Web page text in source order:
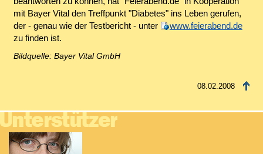
mit Bayer Vital den Treffpunkt "Diabetes" ins Leben gerufen,
der - genau wie der Testbericht - unter
www.feierabend.de
zu finden ist.
Bildquelle: Bayer Vital GmbH
08.02.2008